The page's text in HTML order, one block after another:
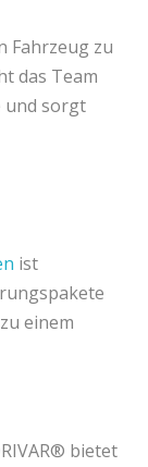
Fahrzeug zu
das Team
und sorgt
ist
einem
bietet